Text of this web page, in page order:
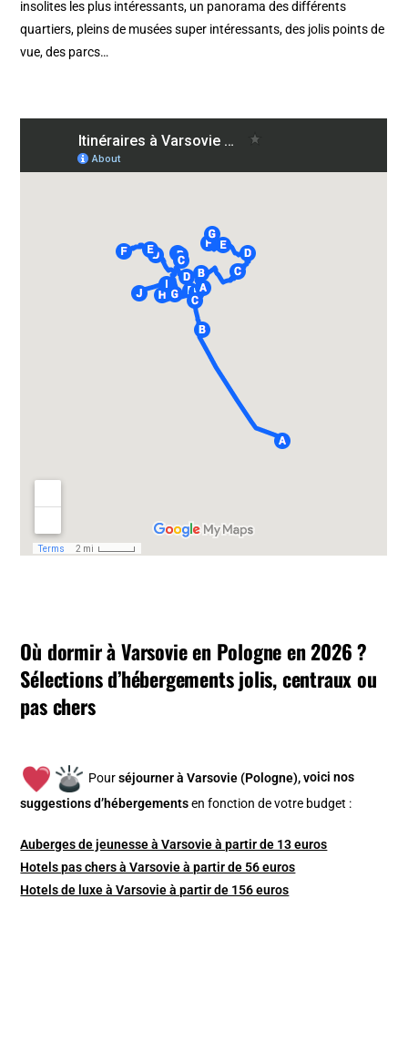
insolites les plus intéressants, un panorama des différents
quartiers, pleins de musées super intéressants, des jolis points de
vue, des parcs…
Où dormir à Varsovie en Pologne en 2026 ?
Sélections d’hébergements jolis, centraux ou
pas chers
Pourséjourner à Varsovie (Pologne), voici nos
suggestions d’hébergements en fonction de votre budget :
Auberges de jeunesse à Varsovie à partir de 13 euros
Hotels pas chers à Varsovie à partir de 56 euros
Hotels de luxe à Varsovie à partir de 156 euros